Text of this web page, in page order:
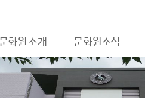
화원 소개 문화원소식